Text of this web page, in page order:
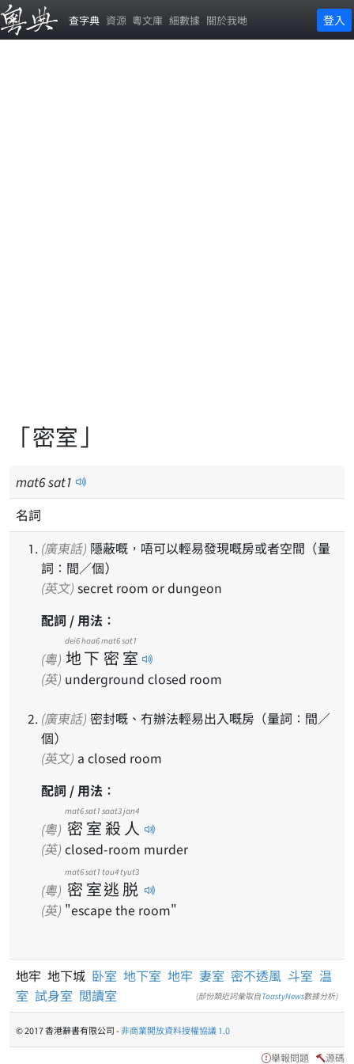
查字典 資源 粵文庫 細數據 關於我哋 登入
「密室」
mat6sat1
名詞
(廣東話)
詞：間／個）
(英文) secret room or dungeon
配詞 / 用法：
(粵) 地
dei6
下
haa6
密
mat6
室
sat1
(英) underground closed room
(廣東話)
個）
(英文) a closed room
配詞 / 用法：
(粵) 密
mat6
室
sat1
殺
saat3
人
jan4
(英) closed-room murder
(粵) 密
mat6
室
sat1
逃
tou4
脱
tyut3
(英) "escape the room"
地牢 地下城 卧室 地下室 地牢 妻室 密不透風 斗室 温
室 試身室 閲讀室 (部份類近詞彙取自ToastyNews數據分析)
© 2017 香港辭書有限公司 -非商業開放資料授權協議 1.0
舉報問題 源碼